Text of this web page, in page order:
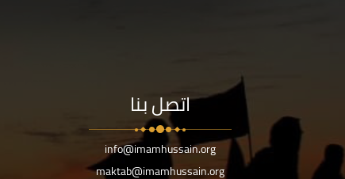
اتصل بنا
info@imamhussain.org
maktab@imamhussain.org